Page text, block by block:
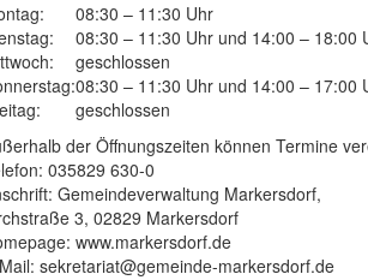
08:30 – 11:30 Uhr
08:30 – 11:30 Uhr und 14:00 – 18:00
geschlossen
08:30 – 11:30 Uhr und 14:00 – 17:00
geschlossen
der Öffnungszeiten können Termine
035829 630-0
Gemeindeverwaltung Markersdorf,
3, 02829 Markersdorf
www.markersdorf.de
sekretariat@gemeinde-markersdorf.de